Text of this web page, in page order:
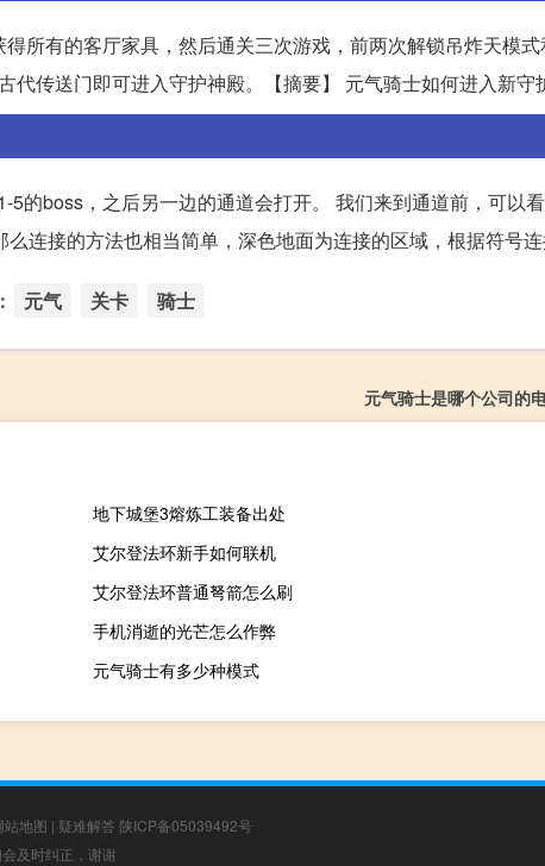
所有的客厅家具，然后通关三次游戏，前两次解锁吊炸天模式
传送门即可进入守护神殿。【摘要】 元气骑士如何进入新守
的boss，之后另一边的通道会打开。 我们来到通道前，可以
连接的方法也相当简单，深色地面为连接的区域，根据符号连
元气 关卡 骑士
元气骑士是哪个公司的
地下城堡3熔炼工装备出处
艾尔登法环新手如何联机
艾尔登法环普通弩箭怎么刷
手机消逝的光芒怎么作弊
元气骑士有多少种模式
站地图 | 疑难解答 陕ICP备05039492号
及时纠正，谢谢